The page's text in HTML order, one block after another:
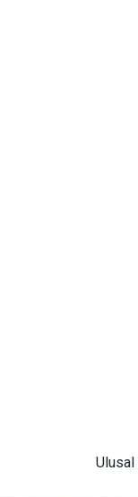
Ulusal